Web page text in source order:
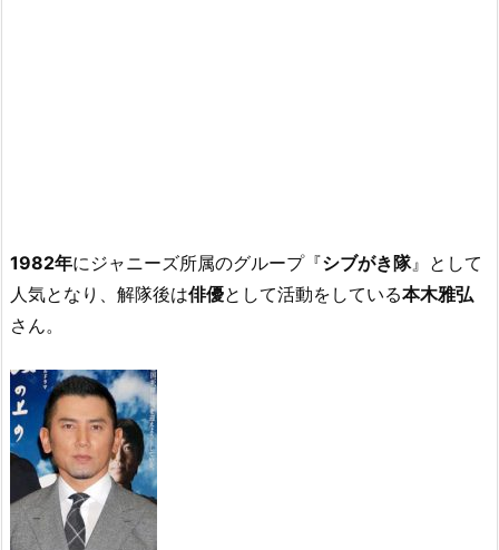
1982年にジャニーズ所属のグループ『シブがき隊』として
人気となり、解隊後は俳優として活動をしている本木雅弘
さん。